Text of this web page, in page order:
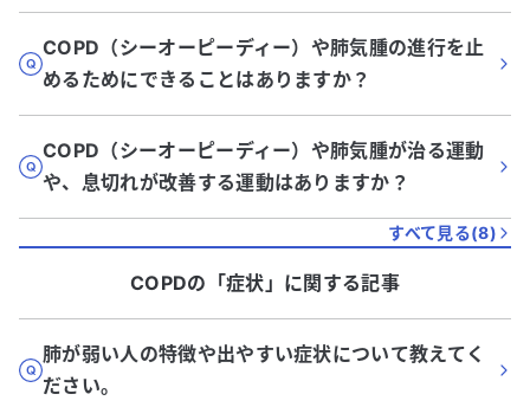
COPD（シーオーピーディー）や肺気腫の進行を止
めるためにできることはありますか？
COPD（シーオーピーディー）や肺気腫が治る運動
や、息切れが改善する運動はありますか？
すべて見る(8)
COPDの「症状 」に関する記事
肺が弱い人の特徴や出やすい症状について教えてく
ださい。